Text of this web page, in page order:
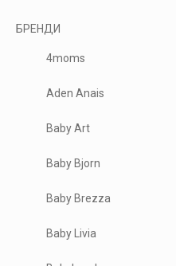
БРЕНДИ
4moms
Aden Anais
Baby Art
Baby Bjorn
Baby Brezza
Baby Livia